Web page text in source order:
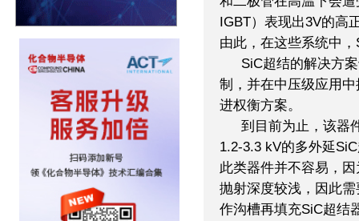
IGBT）表现出3V的高
由此，在这些系统中
SiC超结的解决方
制，并在中压级应用
进权衡方案。
到目前为止，该器
1.2-3.3 kV的多外延
此类器件并不容易，
抛射深度较浅，因此
作沟槽再填充SiC超结